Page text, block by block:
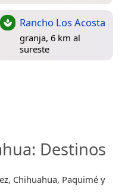
Rancho Los Acosta
granja, 6 km al
sureste
: Destinos
Chihuahua, Paquimé y